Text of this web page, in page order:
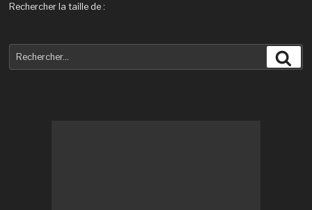
Rechercher la taille de :
pour